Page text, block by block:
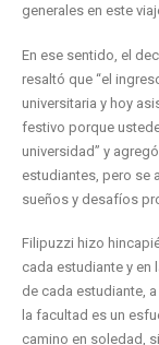
generales en este
En ese sentido, el
resaltó que “el
universitaria y hoy
festivo porque
universidad” y
estudiantes, pero se
sueños y desafíos
Filipuzzi hizo
cada estudiante y en
de cada estudiante,
la facultad es un
camino en soledad,